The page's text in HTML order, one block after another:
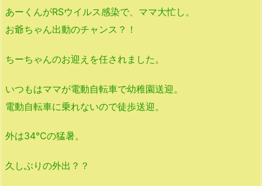
あーくんがRSウイルス感染で、ママ大忙し。
お爺ちゃん出動のチャンス？！
ちーちゃんのお迎えを任されました。
いつもはママが電動自転車で幼稚園送迎。
電動自転車に乗れないので徒歩送迎。
外は34℃の猛暑。
久しぶりの外出？？